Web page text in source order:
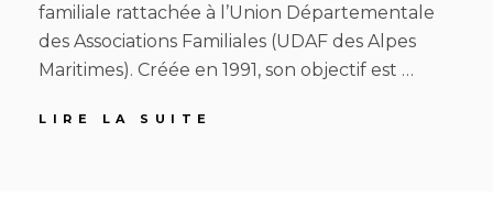
familiale rattachée à l’Union Départementale
des Associations Familiales (UDAF des Alpes
Maritimes). Créée en 1991, son objectif est …
LIRE LA SUITE